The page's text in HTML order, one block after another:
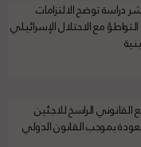
توضح الالتزامات
التواطؤ مع الاحتلال الإسرائيلي
الراسخ للاجئين
بموجب القانون الدولي